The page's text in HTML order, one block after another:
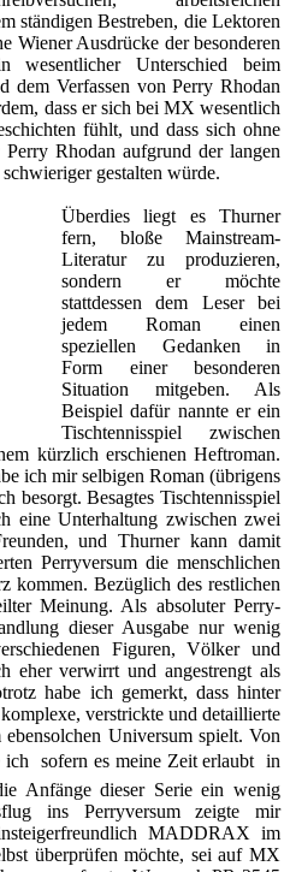
ständigen Bestreben, die Lektoren
Wiener Ausdrücke der besonderen
wesentlicher Unterschied beim
Verfassen von Perry Rhodan
dass er sich bei MX wesentlich
fühlt, und dass sich ohne
Rhodan aufgrund der langen
gestalten würde.
Überdies liegt es Thurner
fern, bloße Mainstream-
Literatur zu produzieren,
sondern er möchte
stattdessen dem Leser bei
jedem Roman einen
speziellen Gedanken in
Form einer besonderen
Situation mitgeben. Als
Beispiel dafür nannte er ein
Tischtennisspiel zwischen
kürzlich erschienen Heftroman.
ich mir selbigen Roman (übrigens
besorgt. Besagtes Tischtennisspiel
eine Unterhaltung zwischen zwei
und Thurner kann damit
Perryversum die menschlichen
kommen. Bezüglich des restlichen
Meinung. Als absoluter Perry-
dieser Ausgabe nur wenig
Figuren, Völker und
eher verwirrt und angestrengt als
habe ich gemerkt, dass hinter
verstrickte und detaillierte
Universum spielt. Von
 sofern es meine Zeit erlaubt  in
Anfänge dieser Serie ein wenig
ins Perryversum zeigte mir
MADDRAX im
überprüfen möchte, sei auf MX